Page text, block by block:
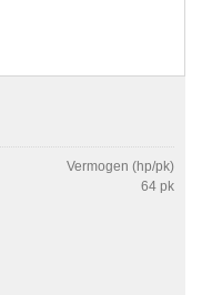
Vermogen (hp/pk)
64 pk